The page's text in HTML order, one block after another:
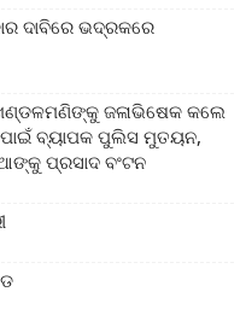
ଦାବିରେ ଭଦ୍ରକରେ
ଜଳାଭିଷେକ କଲେ
ବ୍ୟାପକ ପୁଲିସ ମୁତୟନ,
ପ୍ରସାଦ ବଂଟନ